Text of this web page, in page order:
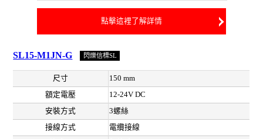
點擊這裡了解詳情
SL15-M1JN-G 閃爍信標SL
尺寸
150 mm
額定電壓
12-24V DC
安裝方式
3螺絲
接線方式
電纜接線